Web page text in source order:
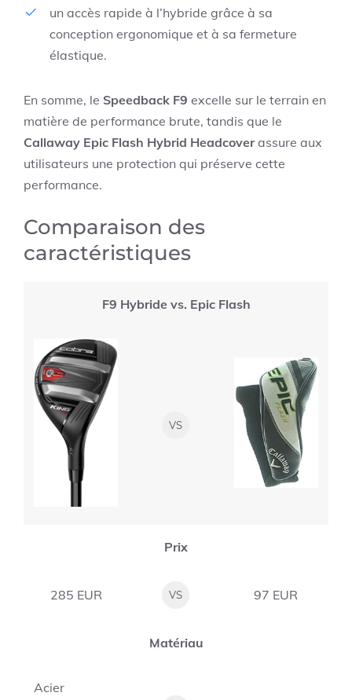
un accès rapide à l’hybride grâce à sa
conception ergonomique et à sa fermeture
élastique.
En somme, le Speedback F9 excelle sur le terrain en
matière de performance brute, tandis que le
Callaway Epic Flash Hybrid Headcoverassure aux
utilisateurs une protection qui préserve cette
performance.
Comparaison des
caractéristiques
F9 Hybride vs. Epic Flash
VS
Prix
285 EUR VS 97 EUR
Matériau
Acier